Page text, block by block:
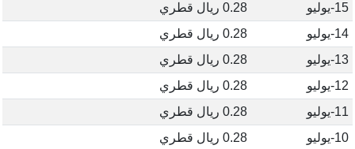
15-يوليو
0.28 ريال قطري
14-يوليو
0.28 ريال قطري
13-يوليو
0.28 ريال قطري
12-يوليو
0.28 ريال قطري
11-يوليو
0.28 ريال قطري
10-يوليو
0.28 ريال قطري